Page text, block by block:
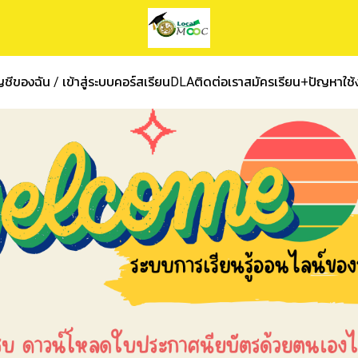
ของฉัน / เข้าสู่ระบบคอร์สเรียนDLAติดต่อเราสมัครเรียน+ปัญหาใช้